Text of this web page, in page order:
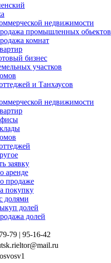
недвижимости
промышленных обьектов
комнат
бизнес
участков
и Танхаусов
недвижимости
заявку
аренде
продаже
покупку
долями
долей
долей
79 | 95-16-42